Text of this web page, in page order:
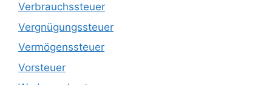
Verbrauchssteuer
Vergnügungssteuer
Vermögenssteuer
Vorsteuer